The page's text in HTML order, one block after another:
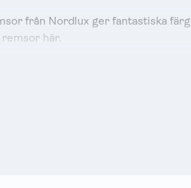
från Nordlux ger fantastiska
här.
som Loong LED-